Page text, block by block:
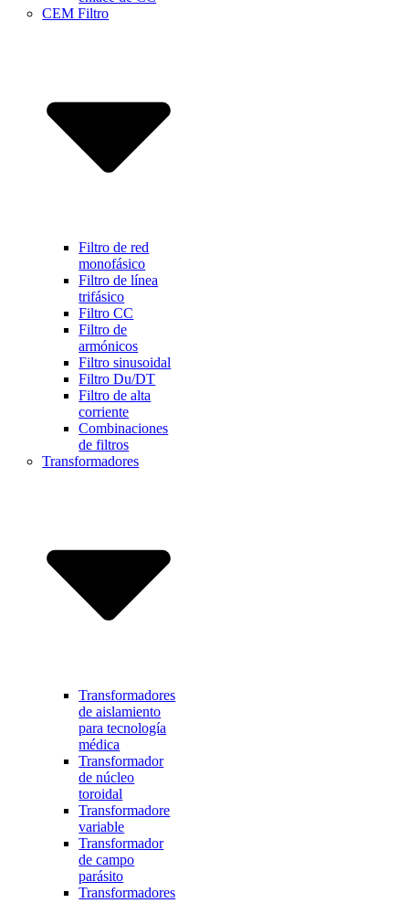
CEM Filtro
Filtro de red
monofásico
Filtro de línea
trifásico
Filtro CC
Filtro de
armónicos
Filtro sinusoidal
Filtro Du/DT
Filtro de alta
corriente
Combinaciones
de filtros
Transformadores
Transformadores
de aislamiento
para tecnología
médica
Transformador
de núcleo
toroidal
Transformadore
variable
Transformador
de campo
parásito
Transformadores